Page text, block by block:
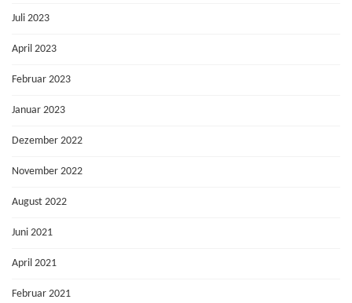
Juli 2023
April 2023
Februar 2023
Januar 2023
Dezember 2022
November 2022
August 2022
Juni 2021
April 2021
Februar 2021